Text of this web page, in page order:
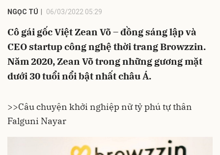
NGỌC TÚ 06/03/2022 05:29
Cô gái gốc Việt Zean Võ – đồng sáng lập và
CEO startup công nghệ thời trang Browzzin.
Năm 2020, Zean Võ trong những gương mặt
dưới 30 tuổi nổi bật nhất châu Á.
>>Câu chuyện khởi nghiệp nữ tỷ phú tự thân
Falguni Nayar
Hủy